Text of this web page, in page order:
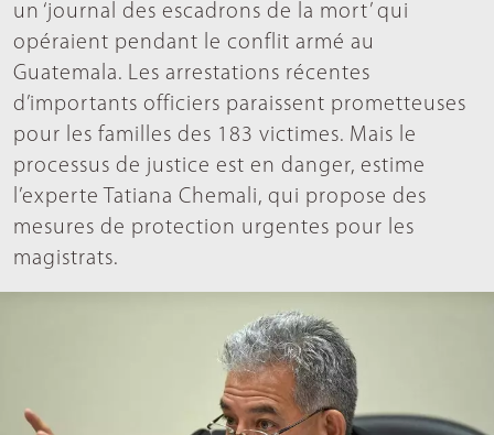
un ‘journal des escadrons de la mort’ qui
opéraient pendant le conflit armé au
Guatemala. Les arrestations récentes
d’importants officiers paraissent prometteuses
pour les familles des 183 victimes. Mais le
processus de justice est en danger, estime
l’experte Tatiana Chemali, qui propose des
mesures de protection urgentes pour les
magistrats.